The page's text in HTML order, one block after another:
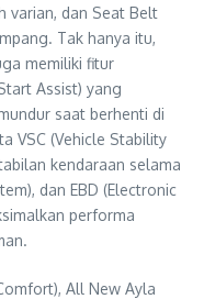
varian, dan Seat Belt
Tak hanya itu,
memiliki fitur
Assist) yang
saat berhenti di
VSC (Vehicle Stability
kendaraan selama
dan EBD (Electronic
performa
All New Ayla